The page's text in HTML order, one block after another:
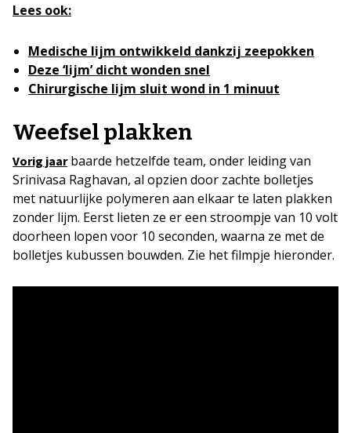
Lees ook:
Medische lijm ontwikkeld dankzij zeepokken
Deze ‘lijm’ dicht wonden snel
Chirurgische lijm sluit wond in 1 minuut
Weefsel plakken
Vorig jaarbaarde hetzelfde team, onder leiding van
Srinivasa Raghavan, al opzien door zachte bolletjes
met natuurlijke polymeren aan elkaar te laten plakken
zonder lijm. Eerst lieten ze er een stroompje van 10 volt
doorheen lopen voor 10 seconden, waarna ze met de
bolletjes kubussen bouwden. Zie het filmpje hieronder.